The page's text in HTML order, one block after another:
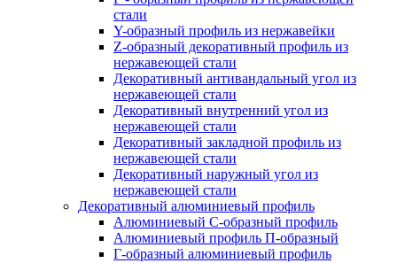
стали
Y-образный профиль из нержавейки
Z-образный декоративный профиль из
нержавеющей стали
Декоративный антивандальный угол из
нержавеющей стали
Декоративный внутренний угол из
нержавеющей стали
Декоративный закладной профиль из
нержавеющей стали
Декоративный наружный угол из
нержавеющей стали
Декоративный алюминиевый профиль
Алюминиевый С-образный профиль
Алюминиевый профиль П-образный
Г-образный алюминиевый профиль